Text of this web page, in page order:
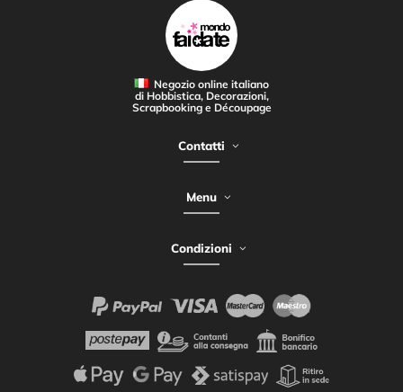
Negozio online italiano
di Hobbistica, Decorazioni,
Scrapbooking e Découpage
Contatti
Menu
Condizioni